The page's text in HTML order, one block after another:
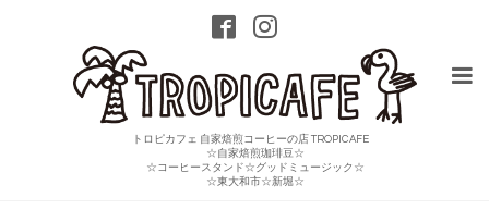
トロピカフェ 自家焙煎コーヒーの店 TROPICAFE
☆自家焙煎珈琲豆☆
☆コーヒースタンド☆グッドミュージック☆
☆東大和市☆新堀☆